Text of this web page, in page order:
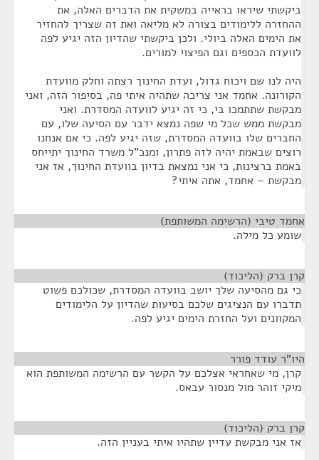
ביקשתי שיראו בראייה במשקית את הדברים האלה, את
ההחזרה ללימודים בצורה לא מליאה ואת זה שצריך להחזיר
את הימים האלה ביולי. ולכן ביקשתי שהדיון הזה יגיע לפה
לוועדת הכספים וגם הפיצוי למורים.
היה לנו שם ויכוח גדול, ועדת החינוך רצתה וחלק מוועדת
הקורונה. אחמד אני צריכה שתהיה איתי פה, בסיפור הזה, ואני
מבקשת שתתמכו בי, כי זה יגיע לוועדה המסדרת. ואני
מבקשת ממש שכל מי שפה נמצא ידבר עם הסיעה שלו, עם
החברים שלו בוועדה המסדרת, שזה יגיע לפה. כי אם אנחנו
רוצים שבאמת יהיה לזה פתרון, ומנכ"ל משרד החינוך יתייחס
באמת ברצינות, כי אני נמצאת בדיון בוועדת החינוך, אז אני
מבקשת – אחמד, אתה איתי?
אחמד טיבי (הרשימה המשותפת)
שומע כל מילה.
קרן ברק (הליכוד)
כי גם מהסיעה שלך יושב בוועדה המסדרת, שכולכם פשוט
תדברו עם הנציגים שלכם בסיעות שהדיון על הלימודים
המקוונים ועל החזרת הימים יגיע לפה.
היו"ר עודד פורר
קרן, מי שאחראי אצלכם על הקשר עם הרשימה המשותפת הוא
מיקי זוהר מול מנסור עבאס.
קרן ברק (הליכוד)
אז אני מבקשת עדיין שתהיו איתי בעניין הזה.